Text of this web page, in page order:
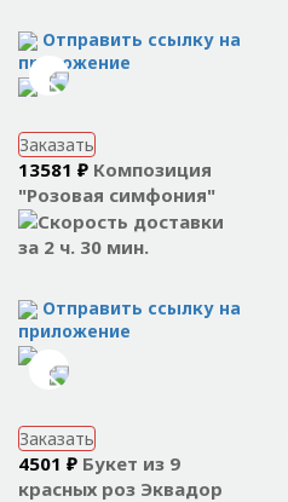
Отправить ссылку на
приложение
Заказать
13581 ₽ Композиция
"Розовая симфония"
за 2 ч. 30 мин.
Отправить ссылку на
приложение
Заказать
4501 ₽ Букет из 9
красных роз Эквадор